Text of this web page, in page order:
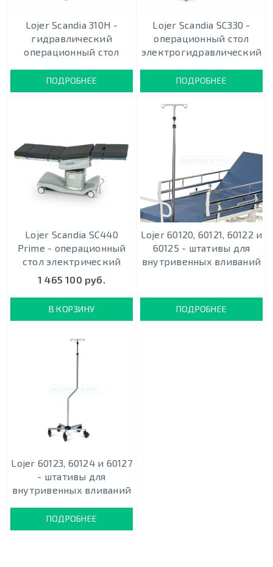
Lojer Scandia 310Н -
гидравлический
операционный стол
ПОДРОБНЕЕ
Lojer Scandia SC330 -
операционный стол
электрогидравлический
ПОДРОБНЕЕ
Lojer Scandia SC440
Prime - операционный
стол электрический
1 465 100 руб.
В КОРЗИНУ
Lojer 60120, 60121, 60122 и
60125 - штативы для
внутривенных вливаний
ПОДРОБНЕЕ
Lojer 60123, 60124 и 60127
- штативы для
внутривенных вливаний
ПОДРОБНЕЕ